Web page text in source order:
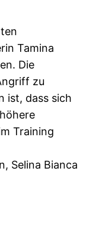
Tamina
Die
zu
ist, dass sich
Training
Selina Bianca